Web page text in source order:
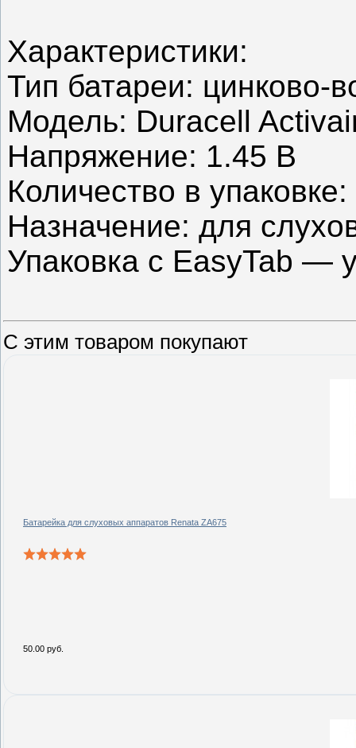
Характеристики:
Тип батареи: цинково-
Модель: Duracell
Напряжение: 1.45 В
Количество в
Назначение: для
Упаковка с EasyTab —
С этим товаром покупают
Батарейка для слуховых аппаратов Renata ZA675
50.00 руб.